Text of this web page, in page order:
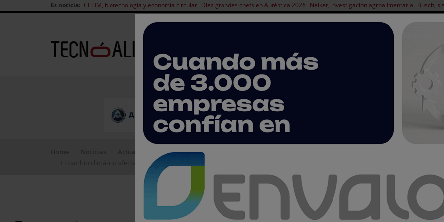
Es noticia: CETIM, biotecnología y economía circular Diez grandes chefs en Auténtica 2026 Neiker, investigación agroalimentaria Busch,
NOTICIAS ARTÍCULOS
Actualidad del sector
El cambio climático afectará a la calidad de los vinos de la variedad de uva Tempranillo